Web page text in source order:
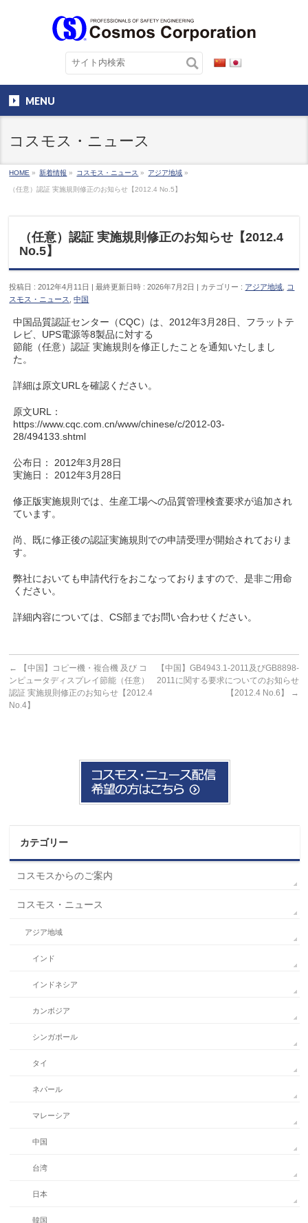
MENU
コスモス・ニュース
HOME » 新着情報 » コスモス・ニュース » アジア地域 »
（任意）認証 実施規則修正のお知らせ【2012.4 No.5】
（任意）認証 実施規則修正のお知らせ【2012.4
No.5】
投稿日 : 2012年4月11日 最終更新日時 : 2026年7月2日 カテゴリー : アジア地域
コ
スモス・ニュース
,中国
中国品質認証センター（CQC）は、2012年3月28日、フラットテ
レビ、UPS電源等8製品に対する
節能（任意）認証 実施規則を修正したことを通知いたしまし
た。
詳細は原文URLを確認ください。
原文URL：
https://www.cqc.com.cn/www/chinese/c/2012-03-
28/494133.shtml
公布日： 2012年3月28日
実施日： 2012年3月28日
修正版実施規則では、生産工場への品質管理検査要求が追加され
ています。
尚、既に修正後の認証実施規則での申請受理が開始されておりま
す。
弊社においても申請代行をおこなっておりますので、是非ご用命
ください。
詳細内容については、CS部までお問い合わせください。
←
【中国】コピー機・複合機 及び コ
ンピュータディスプレイ節能（任意）
認証 実施規則修正のお知らせ【2012.4
No.4】
【中国】GB4943.1-2011及びGB8898-
2011に関する要求についてのお知らせ
【2012.4 No.6】
→
カテゴリー
コスモスからのご案内
コスモス・ニュース
アジア地域
インド
インドネシア
カンボジア
シンガポール
タイ
ネパール
マレーシア
中国
台湾
日本
韓国